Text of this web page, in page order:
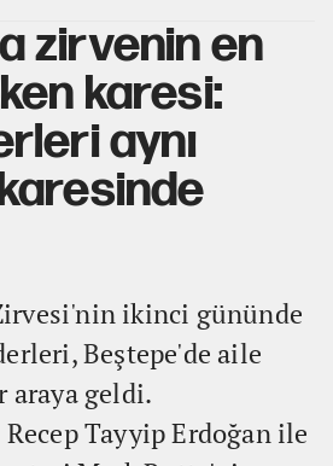
zirvenin en
karesi:
aynı
ikinci gününde
Beştepe'de aile
araya geldi.
Tayyip Erdoğan ile